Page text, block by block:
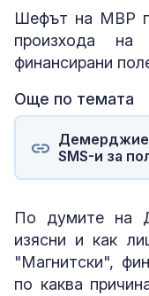
Шефът на МВР
произхода
финансирани
Още по темата
SMS-и за
По думите на
изясни и как
"Магнитски",
по каква